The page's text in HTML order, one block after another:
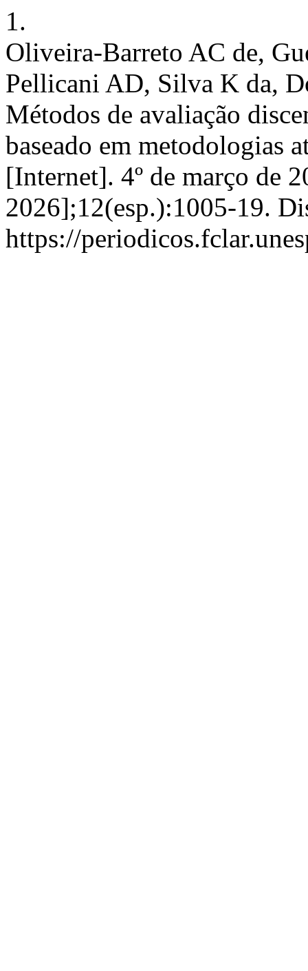
1.
Oliveira-Barreto AC de,
Pellicani AD, Silva K da,
Métodos de avaliação
baseado em metodologias
[Internet]. 4º de março de
2026];12(esp.):1005-19.
https://